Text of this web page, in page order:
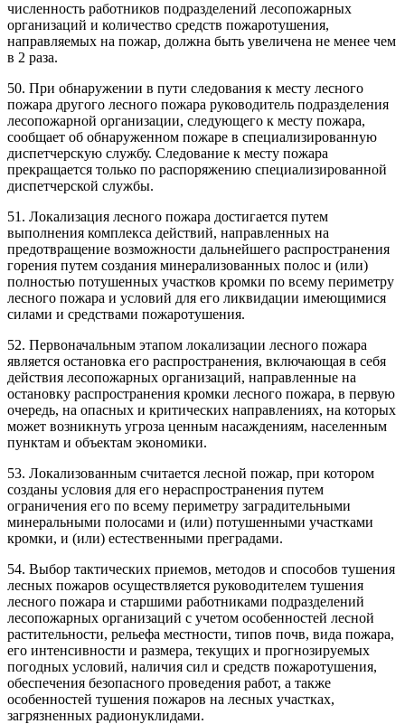
численность работников подразделений лесопожарных
организаций и количество средств пожаротушения,
направляемых на пожар, должна быть увеличена не менее чем
в 2 раза.
50. При обнаружении в пути следования к месту лесного
пожара другого лесного пожара руководитель подразделения
лесопожарной организации, следующего к месту пожара,
сообщает об обнаруженном пожаре в специализированную
диспетчерскую службу. Следование к месту пожара
прекращается только по распоряжению специализированной
диспетчерской службы.
51. Локализация лесного пожара достигается путем
выполнения комплекса действий, направленных на
предотвращение возможности дальнейшего распространения
горения путем создания минерализованных полос и (или)
полностью потушенных участков кромки по всему периметру
лесного пожара и условий для его ликвидации имеющимися
силами и средствами пожаротушения.
52. Первоначальным этапом локализации лесного пожара
является остановка его распространения, включающая в себя
действия лесопожарных организаций, направленные на
остановку распространения кромки лесного пожара, в первую
очередь, на опасных и критических направлениях, на которых
может возникнуть угроза ценным насаждениям, населенным
пунктам и объектам экономики.
53. Локализованным считается лесной пожар, при котором
созданы условия для его нераспространения путем
ограничения его по всему периметру заградительными
минеральными полосами и (или) потушенными участками
кромки, и (или) естественными преградами.
54. Выбор тактических приемов, методов и способов тушения
лесных пожаров осуществляется руководителем тушения
лесного пожара и старшими работниками подразделений
лесопожарных организаций с учетом особенностей лесной
растительности, рельефа местности, типов почв, вида пожара,
его интенсивности и размера, текущих и прогнозируемых
погодных условий, наличия сил и средств пожаротушения,
обеспечения безопасного проведения работ, а также
особенностей тушения пожаров на лесных участках,
загрязненных радионуклидами.